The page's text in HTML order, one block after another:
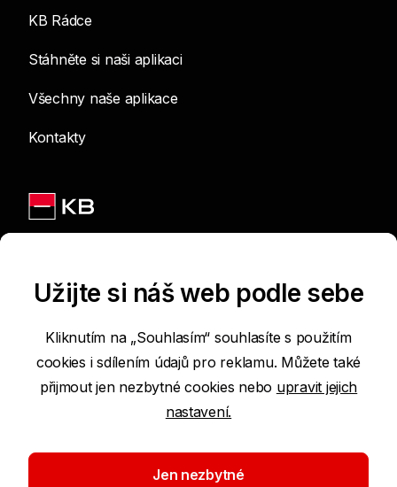
KB Rádce
Stáhněte si naši aplikaci
Všechny naše aplikace
Kontakty
Podmínky používání internetových stránek
Prohlášení o přístupnosti
Ochrana osobních údajů
Užijte si náš web podle sebe
Kliknutím na „Souhlasím“ souhlasíte s použitím
cookies i sdílením údajů pro reklamu. Můžete také
přijmout jen nezbytné cookies nebo upravit jejich
nastavení.
Jen nezbytné